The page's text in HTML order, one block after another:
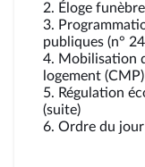
2. Éloge
3.
publiques (n°
4. Mobilisation
logement (CMP)
5. Régulation
(suite)
6. Ordre du